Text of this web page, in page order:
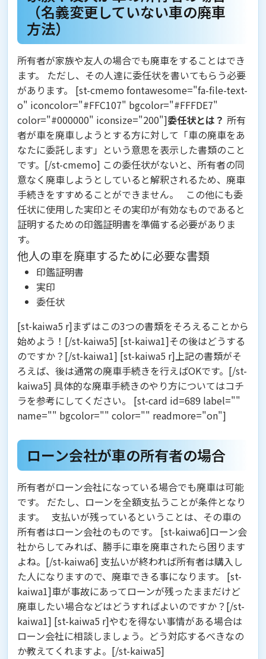
（名義変更していない車の廃車
方法）
所有者が家族や友人の場合でも廃車をすることはでき
ます。 ただし、その人達に委任状を書いてもらう必要
があります。 [st-cmemo fontawesome="fa-file-text-
o" iconcolor="#FFC107" bgcolor="#FFFDE7"
color="#000000" iconsize="200"]委任状とは？ 所有
者が車を廃車しようとする方に対して「車の廃車をあ
なたに委託します」という意思を表示した書類のこと
です。[/st-cmemo] この委任状がないと、所有者の同
意なく廃車しようとしていると解釈されるため、廃車
手続きをすすめることができません。 この他にも委
任状に使用した実印とその実印が有効なものであると
証明するための印鑑証明書を準備する必要がありま
す。
他人の車を廃車するために必要な書類
印鑑証明書
実印
委任状
[st-kaiwa5 r]まずはこの3つの書類をそろえることから
始めよう！[/st-kaiwa5] [st-kaiwa1]その後はどうする
のですか？[/st-kaiwa1] [st-kaiwa5 r]上記の書類がそ
ろえば、後は通常の廃車手続きを行えばOKです。[/st-
kaiwa5] 具体的な廃車手続きのやり方についてはコチ
ラを参考にしてください。 [st-card id=689 label=""
name="" bgcolor="" color="" readmore="on"]
ローン会社が車の所有者の場合
所有者がローン会社になっている場合でも廃車は可能
です。 だたし、 ローンを全額支払うことが条件となり
ます。 支払いが残っているということは、その車の
所有者はローン会社のものです。 [st-kaiwa6]ローン会
社からしてみれば、勝手に車を廃車されたら困ります
よね。[/st-kaiwa6] 支払いが終われば所有者は購入し
た人になりますので、廃車できる事になります。 [st-
kaiwa1]車が事故にあってローンが残ったままだけど
廃車したい場合などはどうすればよいのですか？[/st-
kaiwa1] [st-kaiwa5 r]やむを得ない事情がある場合は
ローン会社に相談しましょう。どう対応するべきなの
か教えてくれますよ。[/st-kaiwa5]